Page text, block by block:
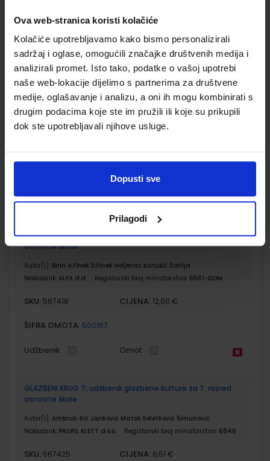
Ova web-stranica koristi kolačiće
Kolačiće upotrebljavamo kako bismo personalizirali
sadržaj i oglase, omogućili značajke društvenih medija i
analizirali promet. Isto tako, podatke o vašoj upotrebi
naše web-lokacije dijelimo s partnerima za društvene
medije, oglašavanje i analizu, a oni ih mogu kombinirati s
drugim podacima koje ste im pružili ili koje su prikupili
dok ste upotrebljavali njihove usluge.
Dopusti sve
Prilagodi
ŠIFRA OMOTA: 500167
Udžbenik Omot
POVIJEST 7; udžbenik iz povijesti za sedmi razred osnovne
škole
Autor(i):Holjevac Katušić D.Finek A.Finek Birin Šarlija
Nakladnik:ALFA d.d. Registarski broj ministarstva:
Udžbenik Omot
POVIJEST 7; radna bilježnica iz povijesti za sedmi razred
osnovne škole
Autor(i): Birin A.Finek D.Finek Holjevac Katušić Šarlija
Nakladnik: ALFA d.d. Registarski broj ministarstva: 6561-DOM
SKU: 567418 CIJENA: 12,00 €
ŠIFRA OMOTA: 500167
Udžbenik Omot
GLAZBENI KRUG 7; udžbenik glazbene kulture za 7. razred
osnovne škole
Autor(i): Ambruš-Kiš Janković Matoš Seletković Šimunović
Nakladnik: PROFIL KLETT d.o.o. Registarski broj ministarstva: 6846
SKU: 567425 CIJENA: 6,51 €